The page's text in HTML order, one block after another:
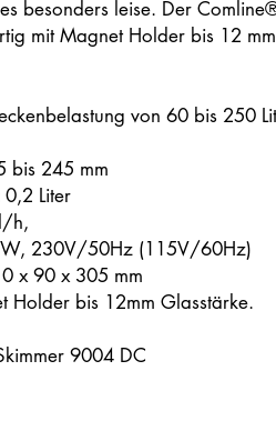
besonders leise. Der
mit Magnet Holder bis 12 mm
von 60 bis 250
bis 245 mm
0,2 Liter
h,
W, 230V/50Hz (115V/60Hz)
x 90 x 305 mm
Holder bis 12mm Glasstärke.
9004 DC